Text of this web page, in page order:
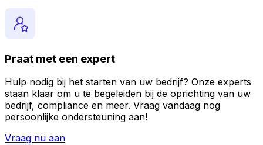
Praat met een expert
Hulp nodig bij het starten van uw bedrijf? Onze experts
staan klaar om u te begeleiden bij de oprichting van uw
bedrijf, compliance en meer. Vraag vandaag nog
persoonlijke ondersteuning aan!
Vraag nu aan